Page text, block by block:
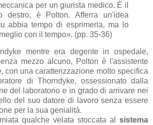
per un giurista medico. È il
destro, è Polton. Afferra un'idea
abbia tempo di esprimerla, ma lo
con il tempo». (pp. 35-36)
mentre era degente in ospedale,
mezzo alcuno, Polton è l'assistente
con una caratterizzazione molto specifica
di Thorndyke, ossessionato dalla
del laboratorio e in grado di arrivare nei
del suo datore di lavoro senza essere
per la sua genialità.
qualche velata stoccata al sistema